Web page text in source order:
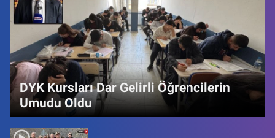
DYK Kursları Dar Gelirli Öğrencilerin
Umudu Oldu